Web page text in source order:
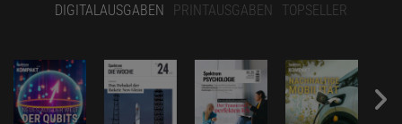
DIGITALAUSGABEN PRINTAUSGABEN TOPSELLER